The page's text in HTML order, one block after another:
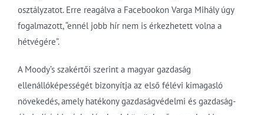
osztályzatot. Erre reagálva a Facebookon Varga Mihály úgy
fogalmazott, “ennél jobb hír nem is érkezhetett volna a
hétvégére”.
A Moody’s szakértői szerint a magyar gazdaság
ellenállóképességét bizonyítja az első félévi kimagasló
növekedés, amely hatékony gazdaságvédelmi és gazdaság-